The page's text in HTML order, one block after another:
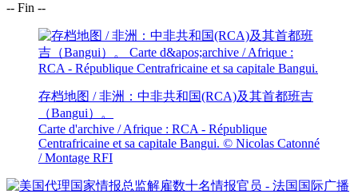
-- Fin --
存档地图 / 非洲：中非共和国(RCA)及其首都班吉
（Bangui）。
Carte d'archive / Afrique : RCA - République
Centrafricaine et sa capitale Bangui. © Nicolas Catonné
/ Montage RFI